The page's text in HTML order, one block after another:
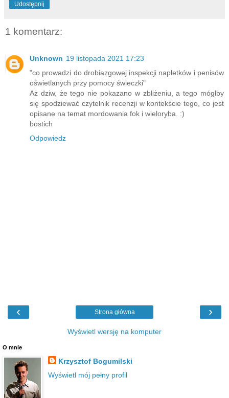
Udostępnij
1 komentarz:
Unknown 19 listopada 2021 17:23
"co prowadzi do drobiazgowej inspekcji napletków i penisów
oświetlanych przy pomocy świeczki"
Aż dziw, że tego nie pokazano w zbliżeniu, a tego mógłby
się spodziewać czytelnik recenzji w kontekście tego, co jest
opisane na temat mordowania fok i wieloryba. :)
bostich
Odpowiedz
‹ ›
Strona główna
Wyświetl wersję na komputer
O mnie
Krzysztof Bogumilski
Wyświetl mój pełny profil